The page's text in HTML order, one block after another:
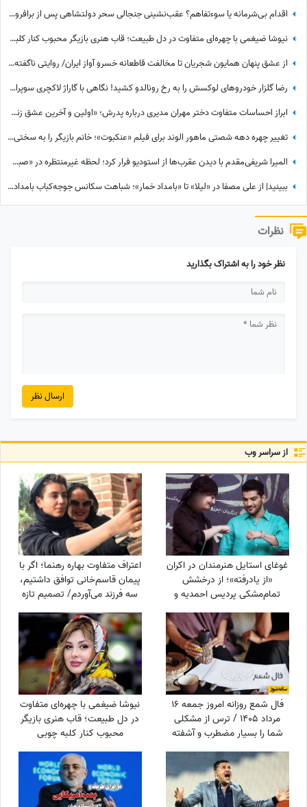
اقدام بی‌شرمانه یا سوءتفاهم؟ عقب‌نشینی جنجالی سحر دولتشاهی پس از برافروخته شدن غضب عمومی در پی استوری «اذان»!
نیوشا ضیغمی با چهره‌ای متفاوت در دل طبیعت؛ قاب هنری بازیگر محبوب کنار کلبه چوبی
از عشق پنهان همایون شجریان تا مخالفت قاطعانه خسرو آواز ایران/ روایتی ناگفته از رویایی که در سایه موسیقی ماند!
رضا گلزار خودروهای لوکسش را به رخ رونالدو کشید! نگاهی با گاراژ لاکچری سوپراستار سینمای ایران+عکس
ابراز احساسات متفاوت دختر مهران مدیری درباره پدرش؛ «اولین و آخرین عشق زندگی من بابامه» + ویدئو
تغییر چهره دهه شصتی ماهور الوند برای فیلم «عنکبوت»؛ خانم بازیگر را به سختی می‌توان شناخت + عکس
المیرا شریفی‌مقدم با دیدن عقرب‌ها از استودیو فرار کرد؛ لحظه غیرمنتظره در «صبحانه ایرانی» + ویدئو
ببینید| از علی مصفا در «لیلا» تا «بامداد خمار»؛ شباهت سکانس جوجه‌کباب بامداد خمار و لیلا سوژه شد
نظرات
نظر خود را به اشتراک بگذارید
ارسال نظر
از سراسر وب
غوغای استایل هنرمندان در اکران
«از یادرفته»؛ از درخشش
تمام‌مشکی پردیس احمدیه و
آزیتا حاجیان تا تیپ اسپورت
سینا مهراد و مجید مظفری
اعتراف متفاوت بهاره رهنما؛ اگر با
پیمان قاسم‌خانی توافق داشتیم،
سه فرزند می‌آوردم/ تصمیم تازه
برای ازدواج
فال شمع روزانه امروز جمعه 16
مرداد 1405 / ترس از مشکلی
شما را بسیار مضطرب و آشفته
می‌کند، اما شما
نیوشا ضیغمی با چهره‌ای متفاوت
در دل طبیعت؛ قاب هنری بازیگر
محبوب کنار کلبه چوبی